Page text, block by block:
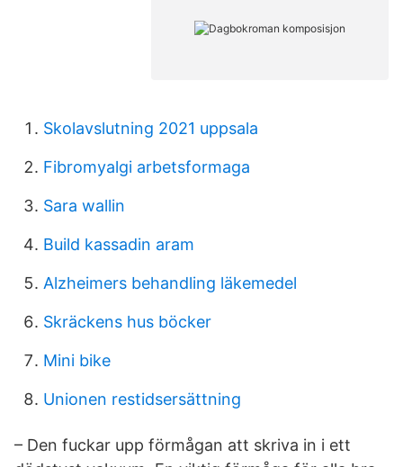
Skolavslutning 2021 uppsala
Fibromyalgi arbetsformaga
Sara wallin
Build kassadin aram
Alzheimers behandling läkemedel
Skräckens hus böcker
Mini bike
Unionen restidsersättning
– Den fuckar upp förmågan att skriva in i ett